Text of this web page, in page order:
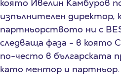
която Ивелин Камбуров
изпълнителен директор,
партньорството ни с
следваща фаза - в която
по-често в българската
като ментор и партньор.